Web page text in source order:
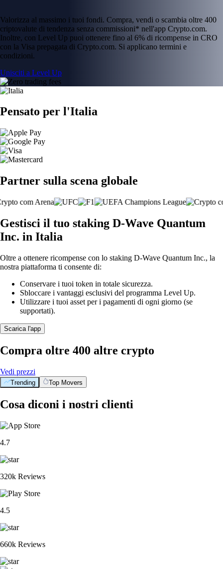
Valorizza al massimo i tuoi fondi. Compra, vendi o scambia oltre 400
criptovalute di tendenza senza commissioni* nell'app Crypto.com.
Inoltre, con Level Up puoi ottenere fino al 6% di ricompense in CRO
con la Visa prepagata di Crypto.com. Si applicano termini e
condizioni.
Unisciti a Level Up
Pensato per l'Italia
Partner sulla scena globale
Gestisci il tuo staking D-Wave Quantum
Inc. in Italia
Oltre a ottenere ricompense con lo staking D-Wave Quantum Inc., la
nostra piattaforma ti consente di:
Conservare i tuoi token in totale sicurezza.
Sbloccare i vantaggi esclusivi del programma Level Up.
Utilizzare i tuoi asset per i pagamenti di ogni giorno (se
supportati).
Scarica l'app
Compra oltre 400 altre crypto
Vedi prezzi
Trending Top Movers
Cosa diconi i nostri clienti
4.7
320k Reviews
4.5
660k Reviews